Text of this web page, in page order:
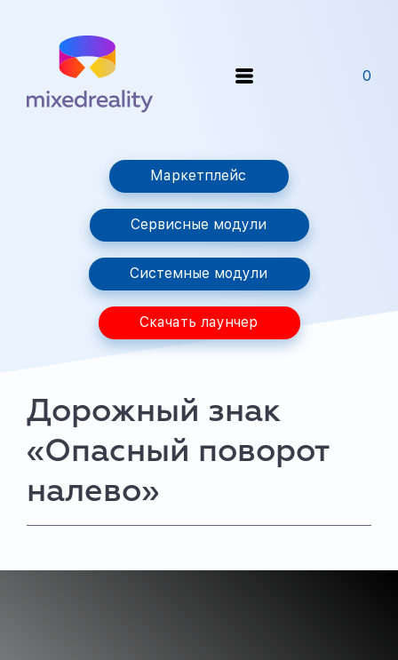
0
Маркетплейс
Сервисные модули
Системные модули
Скачать лаунчер
Дорожный знак
«Опасный поворот
налево»